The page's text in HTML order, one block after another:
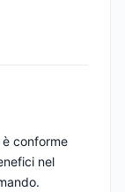
conforme
nel